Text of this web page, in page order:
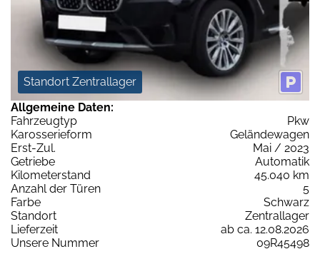
Standort Zentrallager
Allgemeine Daten:
Fahrzeugtyp
Pkw
Karosserieform
Geländewagen
Erst-Zul.
Mai / 2023
Getriebe
Automatik
Kilometerstand
45.040 km
Anzahl der Türen
5
Farbe
Schwarz
Standort
Zentrallager
Lieferzeit
ab ca. 12.08.2026
Unsere Nummer
09R45498